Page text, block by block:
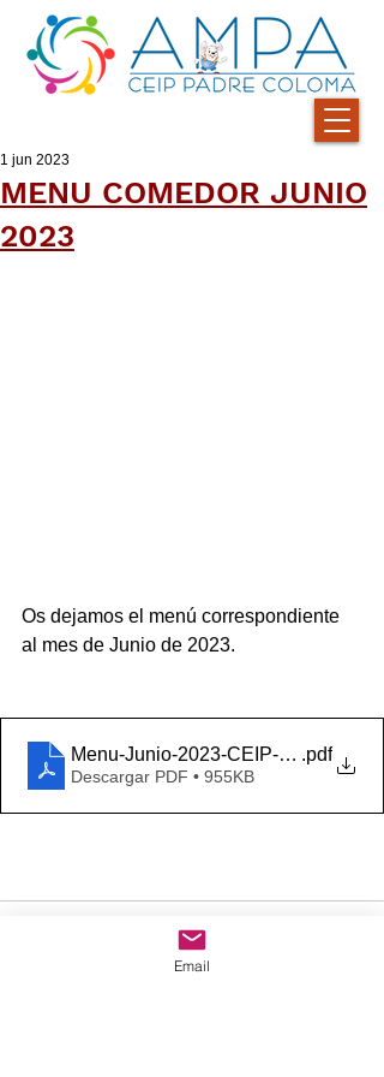
MENU COMEDOR JUNIO
2023
1 jun 2023
Os dejamos el menú correspondiente
al mes de Junio de 2023.
Menu-Junio-2023-CEIP-Padre-
.pdf
Descargar PDF • 955KB
Email